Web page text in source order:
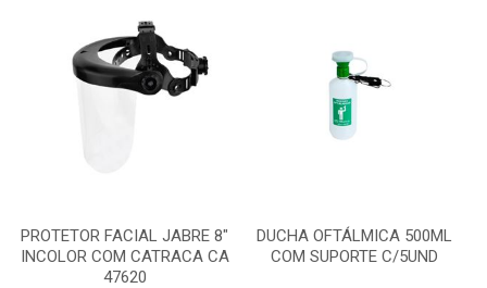
PROTETOR FACIAL JABRE 8"
INCOLOR COM CATRACA CA
47620
DUCHA OFTÁLMICA 500ML
COM SUPORTE C/5UND